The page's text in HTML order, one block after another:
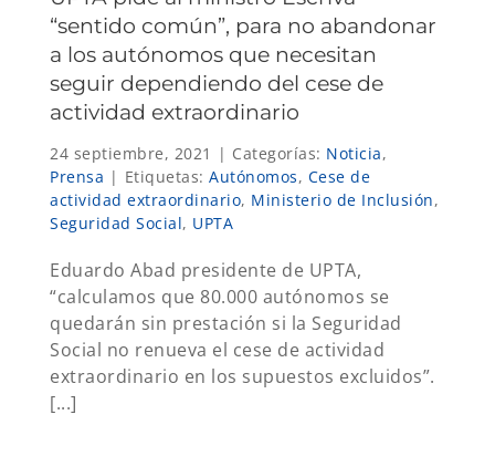
“sentido común”, para no abandonar
a los autónomos que necesitan
seguir dependiendo del cese de
actividad extraordinario
24 septiembre, 2021 | Categorías: Noticia,
Prensa | Etiquetas: Autónomos, Cese de
actividad extraordinario, Ministerio de Inclusión,
Seguridad Social, UPTA
Eduardo Abad presidente de UPTA,
“calculamos que 80.000 autónomos se
quedarán sin prestación si la Seguridad
Social no renueva el cese de actividad
extraordinario en los supuestos excluidos”.
[...]